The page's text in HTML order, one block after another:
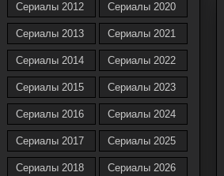
Сериалы 2012
Сериалы 2013
Сериалы 2014
Сериалы 2015
Сериалы 2016
Сериалы 2017
Сериалы 2018
Сериалы 2020
Сериалы 2021
Сериалы 2022
Сериалы 2023
Сериалы 2024
Сериалы 2025
Сериалы 2026